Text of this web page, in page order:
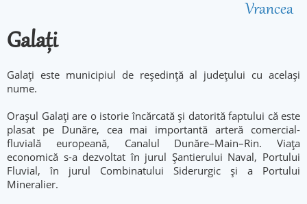
Vrancea
Galați
Galați este municipiul de reședință al județului cu același
nume.
Orașul Galați are o istorie încărcată și datorită faptului că este
plasat pe Dunăre, cea mai importantă arteră comercial-
fluvială europeană, Canalul Dunăre–Main–Rin. Viața
economică s-a dezvoltat în jurul Șantierului Naval, Portului
Fluvial, în jurul Combinatului Siderurgic și a Portului
Mineralier.